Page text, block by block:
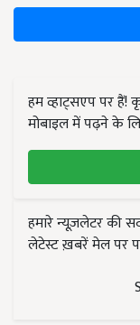
हम व्हाट्सएप पर
मोबाइल में पढ़ने के
हमारे न्यूज़लेटर की
लेटेस्ट ख़बरें मेल पर